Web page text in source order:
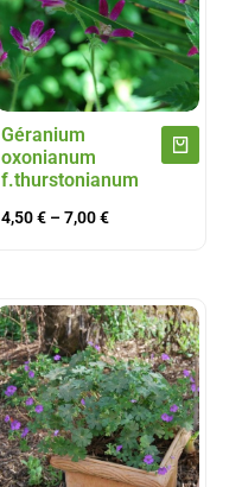
Géranium
oxonianum
f.thurstonianum
4,50€ –7,00€